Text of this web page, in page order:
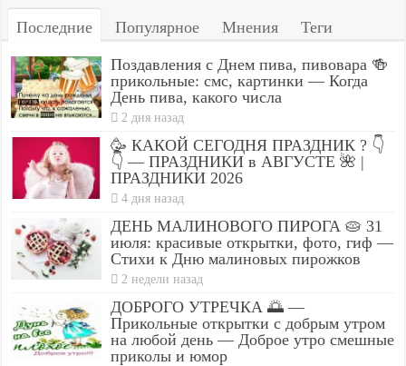
Последние Популярное Мнения Теги
Поздавления с Днем пива, пивовара 🍻
прикольные: смс, картинки — Когда
День пива, какого числа
2 дня назад
🥳 КАКОЙ СЕГОДНЯ ПРАЗДНИК ? 👇
👇 — ПРАЗДНИКИ в АВГУСТЕ 🌺 |
ПРАЗДНИКИ 2026
4 дня назад
ДЕНЬ МАЛИНОВОГО ПИРОГА 🥧 31
июля: красивые открытки, фото, гиф —
Стихи к Дню малиновых пирожков
2 недели назад
ДОБРОГО УТРЕЧКА 🌅 —
Прикольные открытки с добрым утром
на любой день — Доброе утро смешные
приколы и юмор